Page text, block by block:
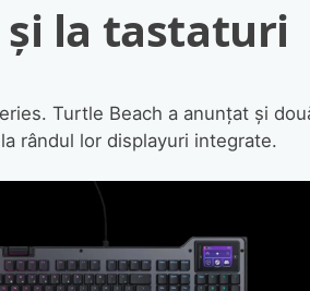
și la tastaturi
Turtle Beach a anunțat și
rândul lor displayuri integrate.